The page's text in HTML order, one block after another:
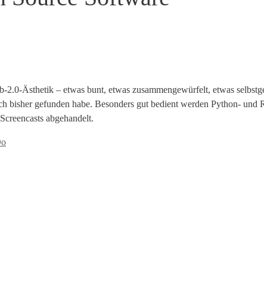
2.0-Ästhetik – etwas bunt, etwas zusammengewürfelt, etwas
bisher gefunden habe. Besonders gut bedient werden Python- und
abgehandelt.